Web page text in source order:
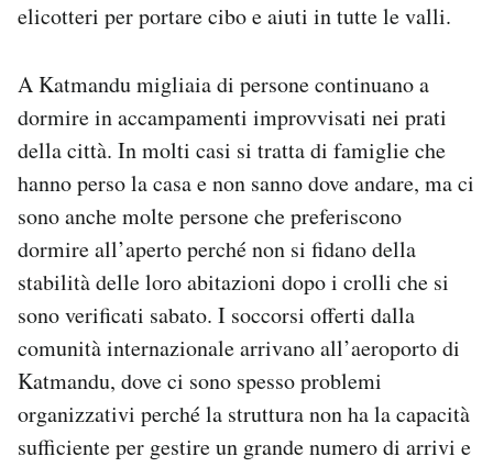
elicotteri per portare cibo e aiuti in tutte le valli.
A Katmandu migliaia di persone continuano a
dormire in accampamenti improvvisati nei prati
della città. In molti casi si tratta di famiglie che
hanno perso la casa e non sanno dove andare, ma ci
sono anche molte persone che preferiscono
dormire all’aperto perché non si fidano della
stabilità delle loro abitazioni dopo i crolli che si
sono verificati sabato. I soccorsi offerti dalla
comunità internazionale arrivano all’aeroporto di
Katmandu, dove ci sono spesso problemi
organizzativi perché la struttura non ha la capacità
sufficiente per gestire un grande numero di arrivi e